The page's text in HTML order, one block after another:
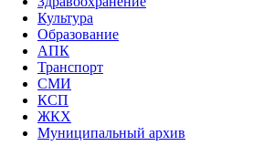
Культура
Образование
АПК
Транспорт
СМИ
КСП
ЖКХ
Муниципальный архив